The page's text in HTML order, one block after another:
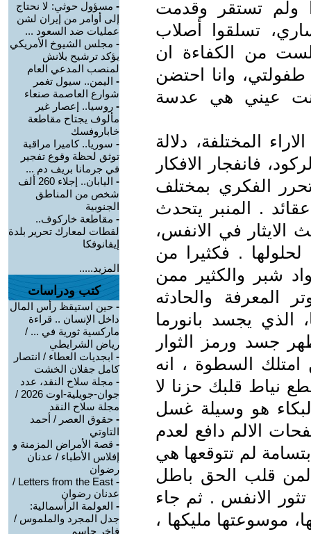
ولم تستقر وقدمت
تسلقوا أصلاب
لست من الكفاءة ان
وانا احتضن
عيني هي عدسة
المختلفة، دلالة
فانفجار الافكار
الفكري بمختلف
. المنبر يتحدث
في الانفس،
. فكثيرا من
شبر والكثير ممن
المعرفة والحادثه
الذي يجسد بانورما
جسد ورمز الثوار
السطوة ، انه
نياط قلبك حزنا لا
هو وسيلة غسل
الالم دافع لعدم
لم تتوقعها هي
لمن قلب الحق باطل
الانفس . ثم جاء
موسوعتها مليكها ،
- مسؤول حوثي: لا نحتاج
إلى أوامر من إيران لشن
عمليات ضد السعود ...
- مجلس الشيوخ الأمريكي
يؤكد ترشيح بلانش
لمنصب المدعي العام
- اليمن.. سيول تغمر
شوارع العاصمة صنعاء
- روسيا.. إعصار غير
مألوف يجتاح مقاطعة
خاباروفسك
- سوريا.. كاميرا مراقبة
توثق لحظة وقوع تفجير
في جرمانا بريف دم ...
-
اليابان.. إجلاء 260 ألف
شخص من المناطق
الجنوبية
- مقاطعة خاركوف..
لقطات لمعارك تحرير بلدة
إيفانوفكا
المزيد.....
كتب ودراسات
- حين استيقظ رأس المال
داخل الإنسان .. قراءة
ماركسية ثورية في ... /
رياض الشرايطي
- ابجديات العطاء / انتصار
كامل جفلان الخشت
- مجلة سلاح النقد، عدد
جوان-جويلية-اوت 2026 /
مجلة سلاح النقد
- حقوق العصر / أحمد
التاوتي
- قصة الأمراض المزمنة و
إفلاس الأطباء / عدنان
رضوان
-
Letters from the East /
عدنان رضوان
- العولمة الرأسمالية:
جدل المجرد والملموس /
فاخر جاسم